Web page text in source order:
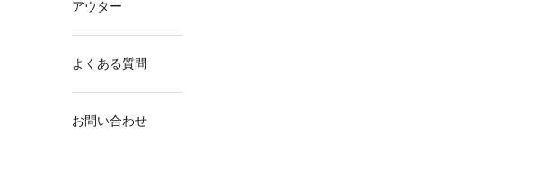
アウター
よくある質問
お問い合わせ